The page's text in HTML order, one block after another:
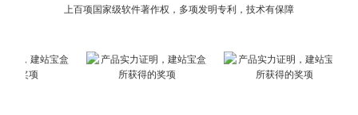
上百项国家级软件著作权，多项发明专利，技术有保障